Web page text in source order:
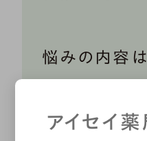
悩みの内容
のは、「しん
アイセイ